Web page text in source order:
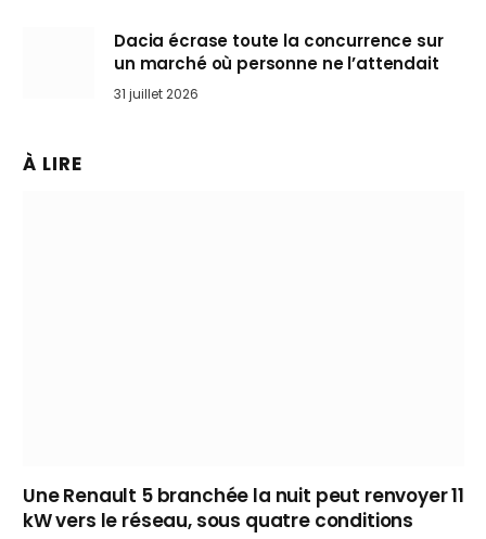
Dacia écrase toute la concurrence sur
un marché où personne ne l’attendait
31 juillet 2026
À LIRE
Une Renault 5 branchée la nuit peut renvoyer 11
kW vers le réseau, sous quatre conditions